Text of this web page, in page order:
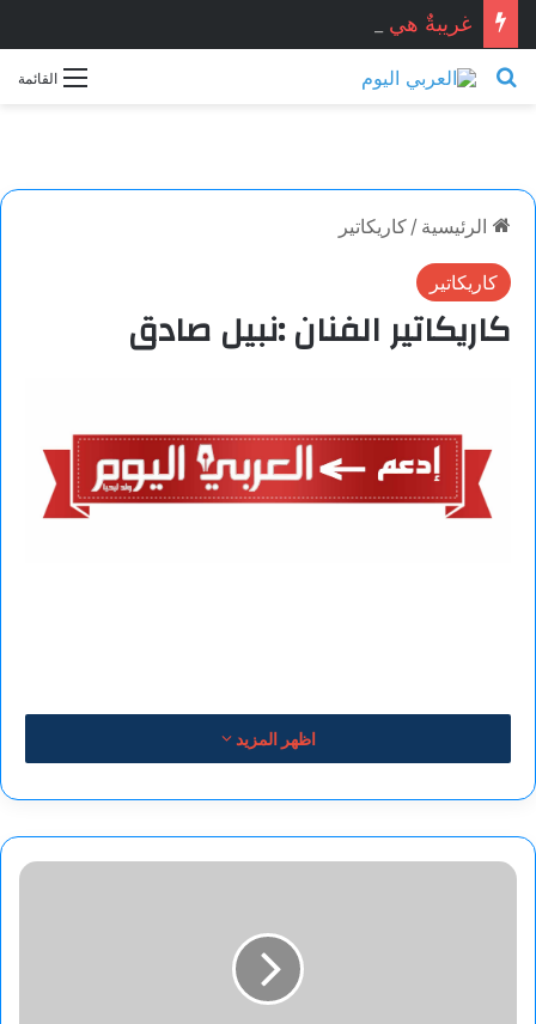
غريبةٌ هي اللحظات.. خاطرة بقلم: مريم باتردوك
القائمة بحث عن
الرئيسية / كاريكاتير
كاريكاتير
كاريكاتير الفنان :نبيل صادق
اظهر المزيد
كاريكاتير